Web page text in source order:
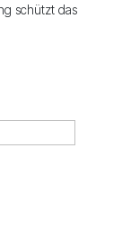
schützt das